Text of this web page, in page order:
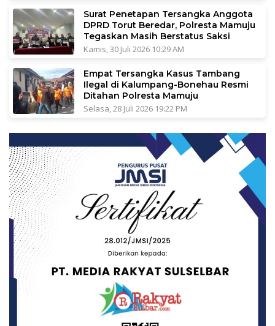
Surat Penetapan Tersangka Anggota
DPRD Torut Beredar, Polresta Mamuju
Tegaskan Masih Berstatus Saksi
Kamis, 30 Juli 2026 10:29 AM
Empat Tersangka Kasus Tambang
Ilegal di Kalumpang-Bonehau Resmi
Ditahan Polresta Mamuju
Selasa, 28 Juli 2026 19:22 PM